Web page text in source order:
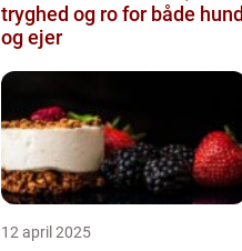
tryghed og ro for både hund
og ejer
12 april 2025